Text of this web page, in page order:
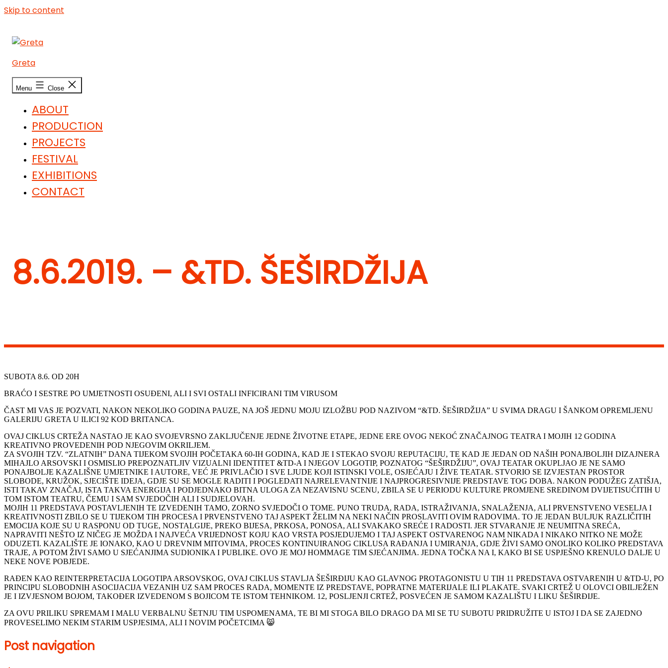
Skip to content
Greta
Menu Close
ABOUT
PRODUCTION
PROJECTS
FESTIVAL
EXHIBITIONS
CONTACT
8.6.2019. – &TD. ŠEŠIRDŽIJA
SUBOTA 8.6. OD 20H
BRAĆO I SESTRE PO UMJETNOSTI OSUĐENI, ALI I SVI OSTALI INFICIRANI TIM VIRUSOM
ČAST MI VAS JE POZVATI, NAKON NEKOLIKO GODINA PAUZE, NA JOŠ JEDNU MOJU IZLOŽBU POD NAZIVOM “&TD. ŠEŠIRDŽIJA” U SVIMA DRAGU I ŠANKOM OPREMLJENU
GALERIJU GRETA U ILICI 92 KOD BRITANCA.
OVAJ CIKLUS CRTEŽA NASTAO JE KAO SVOJEVRSNO ZAKLJUČENJE JEDNE ŽIVOTNE ETAPE, JEDNE ERE OVOG NEKOĆ ZNAČAJNOG TEATRA I MOJIH 12 GODINA
KREATIVNO PROVEDENIH POD NJEGOVIM OKRILJEM.
ZA SVOJIH TZV. “ZLATNIH” DANA TIJEKOM SVOJIH POČETAKA 60-IH GODINA, KAD JE I STEKAO SVOJU REPUTACIJU, TE KAD JE JEDAN OD NAŠIH PONAJBOLJIH DIZAJNERA
MIHAJLO ARSOVSKI I OSMISLIO PREPOZNATLJIV VIZUALNI IDENTITET &TD-A I NJEGOV LOGOTIP, POZNATOG “ŠEŠIRDŽIJU”, OVAJ TEATAR OKUPLJAO JE NE SAMO
PONAJBOLJE KAZALIŠNE UMJETNIKE I AUTORE, VEĆ JE PRIVLAČIO I SVE LJUDE KOJI ISTINSKI VOLE, OSJEĆAJU I ŽIVE TEATAR. STVORIO SE IZVJESTAN PROSTOR
SLOBODE, KRUŽOK, SJECIŠTE IDEJA, GDJE SU SE MOGLE RADITI I POGLEDATI NAJRELEVANTNIJE I NAJPROGRESIVNIJE PREDSTAVE TOG DOBA. NAKON PODUŽEG ZATIŠJA,
ISTI TAKAV ZNAČAJ, ISTA TAKVA ENERGIJA I PODJEDNAKO BITNA ULOGA ZA NEZAVISNU SCENU, ZBILA SE U PERIODU KULTURE PROMJENE SREDINOM DVIJETISUĆITIH U
TOM ISTOM TEATRU, ČEMU I SAM SVJEDOČIH ALI I SUDJELOVAH.
MOJIH 11 PREDSTAVA POSTAVLJENIH TE IZVEDENIH TAMO, ZORNO SVJEDOČI O TOME. PUNO TRUDA, RADA, ISTRAŽIVANJA, SNALAŽENJA, ALI PRVENSTVENO VESELJA I
KREATIVNOSTI ZBILO SE U TIJEKOM TIH PROCESA I PRVENSTVENO TAJ ASPEKT ŽELIM NA NEKI NAČIN PROSLAVITI OVIM RADOVIMA. TO JE JEDAN BULJUK RAZLIČITIH
EMOCIJA KOJE SU U RASPONU OD TUGE, NOSTALGIJE, PREKO BIJESA, PRKOSA, PONOSA, ALI SVAKAKO SREĆE I RADOSTI. JER STVARANJE JE NEUMITNA SREĆA,
NAPRAVITI NEŠTO IZ NIČEG JE MOŽDA I NAJVEĆA VRIJEDNOST KOJU KAO VRSTA POSJEDUJEMO I TAJ ASPEKT OSTVARENOG NAM NIKADA I NIKAKO NITKO NE MOŽE
ODUZETI. KAZALIŠTE JE IONAKO, KAO U DREVNIM MITOVIMA, PROCES KONTINUIRANOG CIKLUSA RAĐANJA I UMIRANJA, GDJE ŽIVI SAMO ONOLIKO KOLIKO PREDSTAVA
TRAJE, A POTOM ŽIVI SAMO U SJEĆANJIMA SUDIONIKA I PUBLIKE. OVO JE MOJ HOMMAGE TIM SJEĆANJIMA. JEDNA TOČKA NA I, KAKO BI SE USPJEŠNO KRENULO DALJE U
NEKE NOVE POBJEDE.
RAĐEN KAO REINTERPRETACIJA LOGOTIPA ARSOVSKOG, OVAJ CIKLUS STAVLJA ŠEŠIRĐIJU KAO GLAVNOG PROTAGONISTU U TIH 11 PREDSTAVA OSTVARENIH U &TD-U, PO
PRINCIPU SLOBODNIH ASOCIJACIJA VEZANIH UZ SAM PROCES RADA, MOMENTE IZ PREDSTAVE, POPRATNE MATERIJALE ILI PLAKATE. SVAKI CRTEŽ U OLOVCI OBILJEŽEN
JE I IZVJESNOM BOJOM, TAKOĐER IZVEDENOM S BOJICOM TE ISTOM TEHNIKOM. 12, POSLJENJI CRTEŽ, POSVEĆEN JE SAMOM KAZALIŠTU I LIKU ŠEŠIRĐIJE.
ZA OVU PRILIKU SPREMAM I MALU VERBALNU ŠETNJU TIM USPOMENAMA, TE BI MI STOGA BILO DRAGO DA MI SE TU SUBOTU PRIDRUŽITE U ISTOJ I DA SE ZAJEDNO
PROVESELIMO NEKIM STARIM USPJESIMA, ALI I NOVIM POČETCIMA 😸
Post navigation